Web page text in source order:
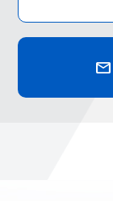
mail